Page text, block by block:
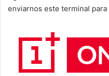
enviarnos este terminal para